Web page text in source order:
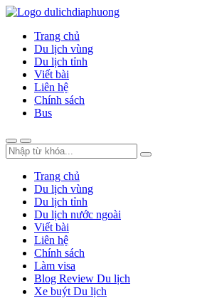
Trang chủ
Du lịch vùng
Du lịch tỉnh
Viết bài
Liên hệ
Chính sách
Bus
Trang chủ
Du lịch vùng
Du lịch tỉnh
Du lịch nước ngoài
Viết bài
Liên hệ
Chính sách
Làm visa
Blog Review Du lịch
Xe buýt Du lịch